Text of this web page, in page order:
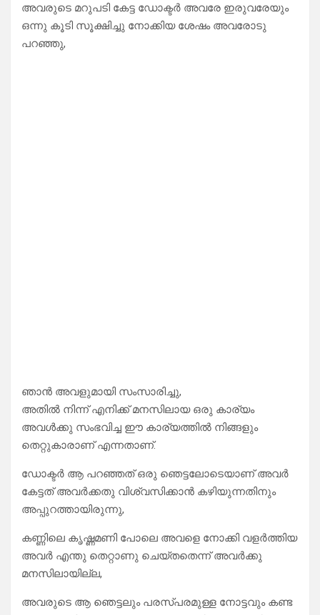
അവരുടെ മറുപടി കേട്ട ഡോക്ടർ അവരേ ഇരുവരേയും
ഒന്നു കൂടി സൂക്ഷിച്ചു നോക്കിയ ശേഷം അവരോടു
പറഞ്ഞു,
ഞാൻ അവളുമായി സംസാരിച്ചു,
അതിൽ നിന്ന് എനിക്ക് മനസിലായ ഒരു കാര്യം
അവൾക്കു സംഭവിച്ച ഈ കാര്യത്തിൽ നിങ്ങളും
തെറ്റുകാരാണ് എന്നതാണ്.
ഡോക്ടർ ആ പറഞ്ഞത് ഒരു ഞെട്ടലോടെയാണ് അവർ
കേട്ടത് അവർക്കതു വിശ്വസിക്കാൻ കഴിയുന്നതിനും
അപ്പുറത്തായിരുന്നു,
കണ്ണിലെ കൃഷ്ണമണി പോലെ അവളെ നോക്കി വളർത്തിയ
അവർ എന്തു തെറ്റാണു ചെയ്തതെന്ന് അവർക്കു
മനസിലായില്ല,
അവരുടെ ആ ഞെട്ടലും പരസ്പരമുള്ള നോട്ടവും കണ്ട